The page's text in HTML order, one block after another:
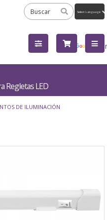
by
Regletas LED
DE ILUMINACIÓN